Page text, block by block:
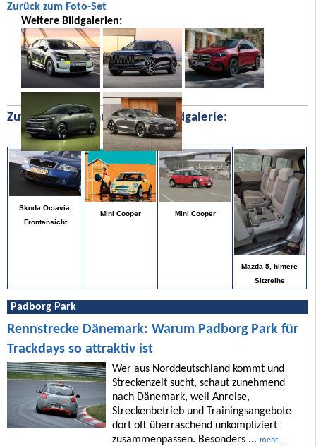
Zurück zum Foto-Set
Weitere Bildgalerien:
Zufällige Bilder aus unserer Bildgalerie:
Skoda Octavia,
Frontansicht
Mini Cooper Mini Cooper
Mazda 5, hintere
Sitzreihe
Padborg Park
Rennstrecke Dänemark: Warum Padborg Park für
Trackdays so attraktiv ist
Wer aus Norddeutschland kommt und
Streckenzeit sucht, schaut zunehmend
nach Dänemark, weil Anreise,
Streckenbetrieb und Trainingsangebote
dort oft überraschend unkompliziert
zusammenpassen. Besonders ... mehr ...